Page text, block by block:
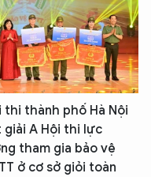
thi thành phố Hà Nội
giải A Hội thi lực
tham gia bảo vệ
ở cơ sở giỏi toàn